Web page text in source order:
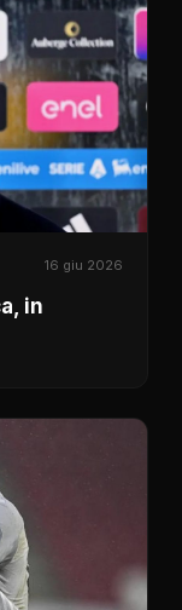
16 giu 2026
in